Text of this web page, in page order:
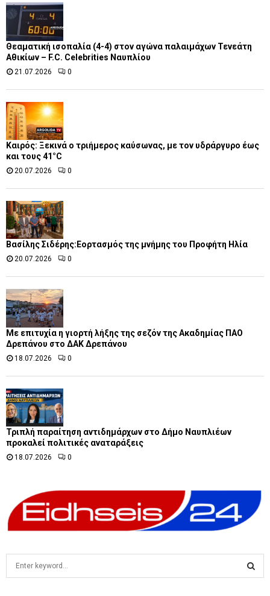
Θεαματική ισοπαλία (4-4) στον αγώνα παλαιμάχων Τενεάτη
Αθικίων – F.C. Celebrities Ναυπλίου
21.07.2026 0
Καιρός: Ξεκινά ο τριήμερος καύσωνας, με τον υδράργυρο έως
και τους 41°C
20.07.2026 0
Βασίλης Σιδέρης:Εορτασμός της μνήμης του Προφήτη Ηλία
20.07.2026 0
Με επιτυχία η γιορτή λήξης της σεζόν της Ακαδημίας ΠΑΟ
Δρεπάνου στο ΔΑΚ Δρεπάνου
18.07.2026 0
Τριπλή παραίτηση αντιδημάρχων στο Δήμο Ναυπλιέων
προκαλεί πολιτικές αναταράξεις
18.07.2026 0